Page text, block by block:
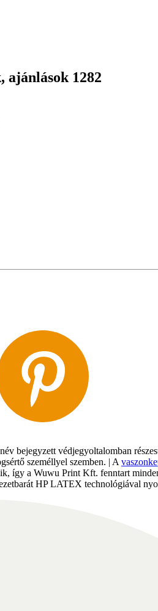
ajánlások 1282
bejegyzett védjegyoltalomban
személlyel szemben. | A
így a Wuwu Print Kft. fenntart
HP LATEX technológiával